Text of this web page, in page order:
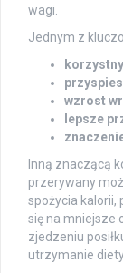
wagi.
Jednym z
wzrost
lepsze
Inną znaczącą
przerywany
spożycia kalorii,
się na mniejsze
zjedzeniu
utrzymanie